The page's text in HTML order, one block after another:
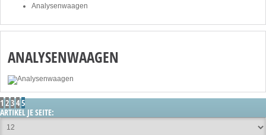
Analysenwaagen
ANALYSENWAAGEN
1 2345
ARTIKEL JE SEITE: